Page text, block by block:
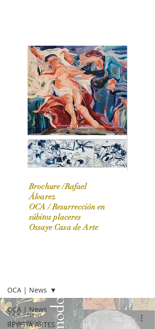
OCA|News 31 / Marzo-Abril / 2024
Brochure /Rafael
Álvarez
OCA /Resurrección en
súbitos placeres
Ossaye Casa de Arte
OCA | News
REVISTA ARTES
OCA | News
OCA | News
10 oct 2024